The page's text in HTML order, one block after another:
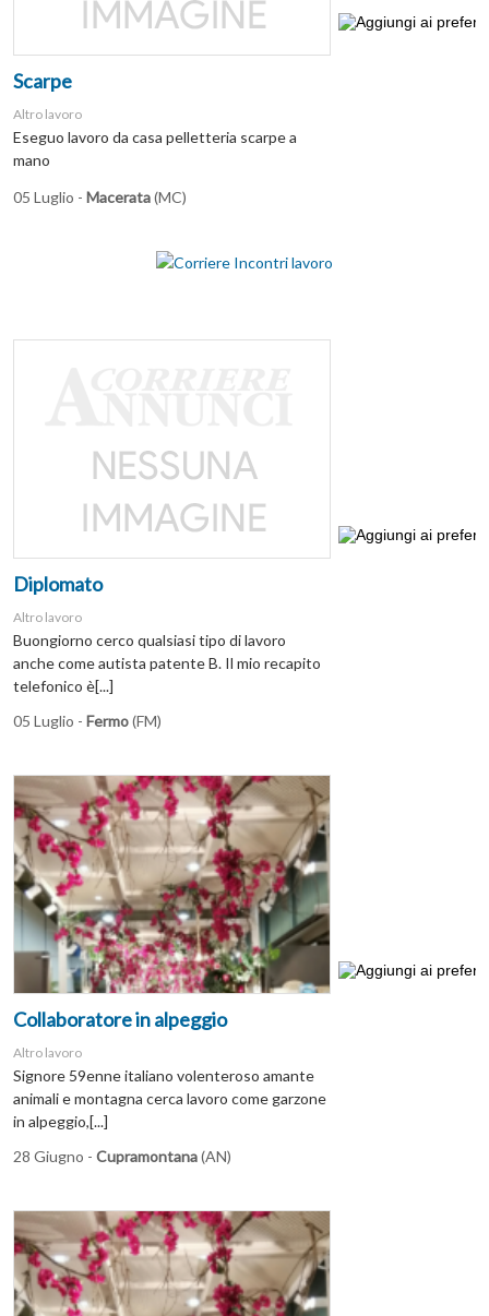
Scarpe
Altro lavoro
Eseguo lavoro da casa pelletteria scarpe a
mano
05 Luglio - Macerata(MC)
Diplomato
Altro lavoro
Buongiorno cerco qualsiasi tipo di lavoro
anche come autista patente B. Il mio recapito
telefonico è[...]
05 Luglio - Fermo(FM)
Collaboratore in alpeggio
Altro lavoro
Signore 59enne italiano volenteroso amante
animali e montagna cerca lavoro come garzone
in alpeggio,[...]
28 Giugno - Cupramontana(AN)